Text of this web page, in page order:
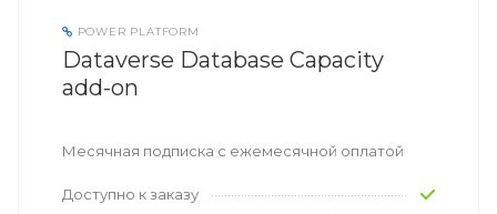
POWER PLATFORM
Dataverse Database Capacity
add-on
Месячная подписка с ежемесячной оплатой
Доступно к заказу